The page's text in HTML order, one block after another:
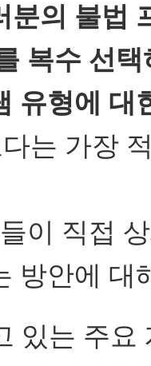
분의 불법
복수 선
유형에 대
는 가장
이 직접
방안에 대
있는 주